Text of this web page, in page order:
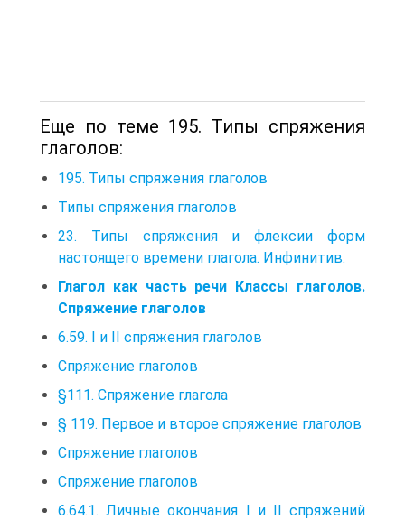
Еще по теме 195. Типы спряжения
глаголов:
195. Типы спряжения глаголов
Типы спряжения глаголов
23. Типы спряжения и флексии форм
настоящего времени глагола. Инфинитив.
Глагол как часть речи Классы глаголов.
Спряжение глаголов
6.59. I и II спряжения глаголов
Спряжение глаголов
§111. Спряжение глагола
§ 119. Первое и второе спряжение глаголов
Спряжение глаголов
Спряжение глаголов
6.64.1. Личные окончания I и II спряжений